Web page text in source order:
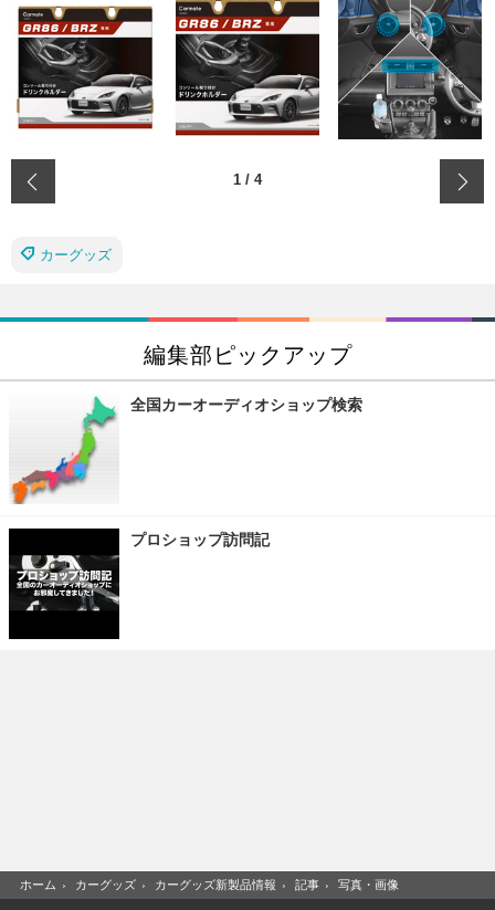
1 / 4
カーグッズ
編集部ピックアップ
全国カーオーディオショップ検索
プロショップ訪問記
ホーム › カーグッズ › カーグッズ新製品情報 › 記事 › 写真・画像